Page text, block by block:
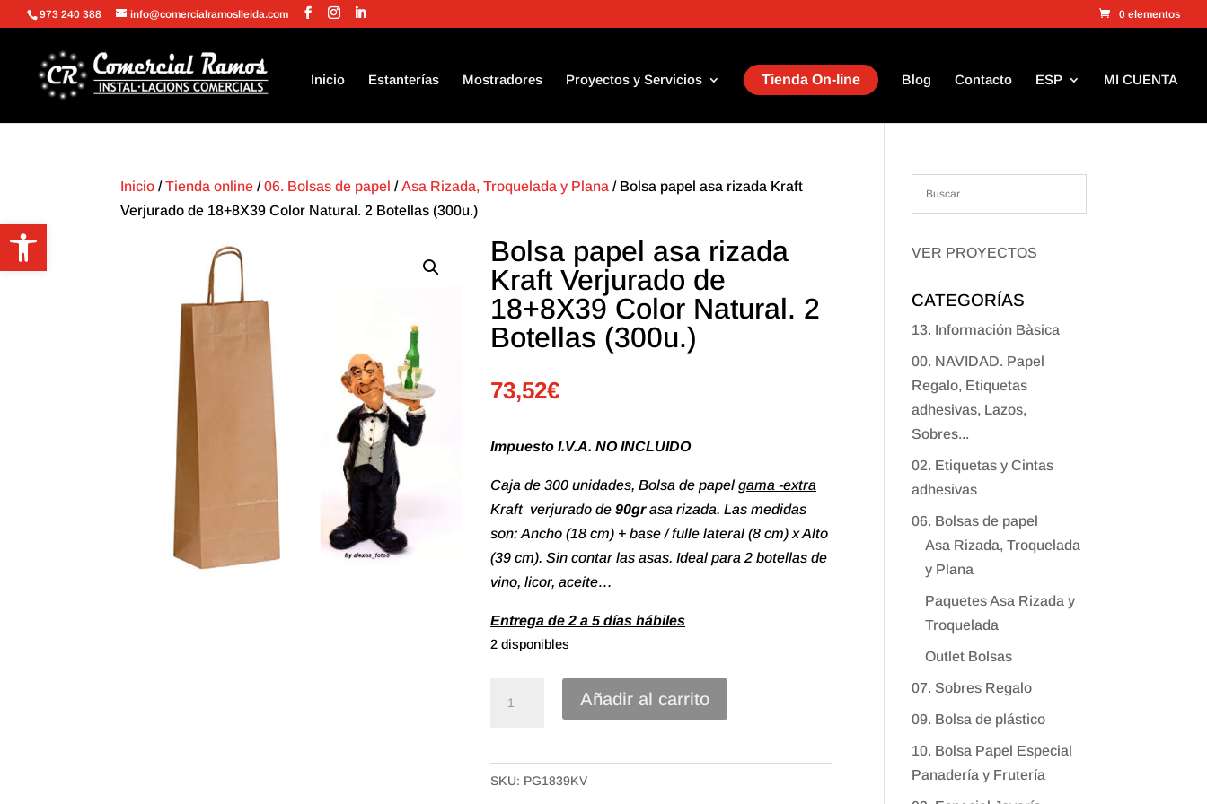
Abrir barra de herramientas
973 240 388 info@comercialramoslleida.com 0 elementos
Inicio Estanterías Mostradores Proyectos y Servicios Tienda On-line Blog Contacto ESP MI CUENTA
Inicio /Tienda online /06. Bolsas de papel /Asa Rizada, Troquelada y Plana / Bolsa papel asa rizada Kraft
Verjurado de 18+8X39 Color Natural. 2 Botellas (300u.)
Bolsa papel asa rizada
Kraft Verjurado de
18+8X39 Color Natural. 2
Botellas (300u.)
73,52€
Impuesto I.V.A. NO INCLUIDO
Caja de 300 unidades, Bolsa de papelgama -extra
Kraft verjurado de90grasa rizada. Las medidas
son: Ancho (18 cm) + base / fulle lateral (8 cm) x Alto
(39 cm). Sin contar las asas. Ideal para 2 botellas de
vino, licor, aceite…
Entrega de 2 a 5 días hábiles
2 disponibles
rizada
Kraft
Añadir al carrito
SKU: PG1839KV
VER PROYECTOS
CATEGORÍAS
13. Información Bàsica
00. NAVIDAD. Papel
Regalo, Etiquetas
adhesivas, Lazos,
Sobres...
02. Etiquetas y Cintas
adhesivas
06. Bolsas de papel
Asa Rizada, Troquelada
y Plana
Paquetes Asa Rizada y
Troquelada
Outlet Bolsas
07. Sobres Regalo
09. Bolsa de plástico
10. Bolsa Papel Especial
Panadería y Frutería